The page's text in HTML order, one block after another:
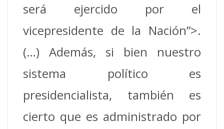
será ejercido por el
vicepresidente de la Nación”>.
(…) Además, si bien nuestro
sistema político es
presidencialista, también es
cierto que es administrado por